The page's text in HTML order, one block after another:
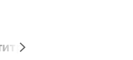
не указана